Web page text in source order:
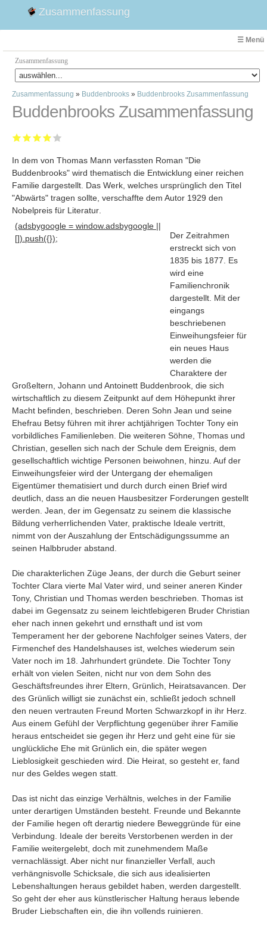
Zusammenfassung
☰ Menü
Zusammenfassung
Faust
Willhelm Tell
1. Weltkrieg Zusammenfassung
2. Weltkrieg
Weimarer Republik
Die Räuber
Maria Stuart
Woyzeck
Navigation
News
Foren
Suchen
Kontaktieren
Umfragen
Aktive Forenbeiträge
Dies ist das Forum um neue Funktionen und Information zu Wünschen
Regeln (Bitte vor dem posten lesen)
Regeln (Bitte vor dem posten lesen)
Regeln (Bitte vor dem posten lesen)
Zusammenfassung » Buddenbrooks » Buddenbrooks Zusammenfassung
Buddenbrooks Zusammenfassung
In dem von Thomas Mann verfassten Roman "Die
Buddenbrooks" wird thematisch die Entwicklung einer reichen
Familie dargestellt. Das Werk, welches ursprünglich den Titel
"Abwärts" tragen sollte, verschaffte dem Autor 1929 den
Nobelpreis für Literatur
(adsbygoogle = window.adsbygoogle ||
[]).push({});
Der Zeitrahmen
erstreckt sich von
1835 bis 1877. Es
wird eine
Familienchronik
dargestellt. Mit der
eingangs
beschriebenen
Einweihungsfeier für
ein neues Haus
werden die
Charaktere der
Großeltern, Johann und Antoinett Buddenbrook, die sich
wirtschaftlich zu diesem Zeitpunkt auf dem Höhepunkt ihrer
Macht befinden, beschrieben. Deren Sohn Jean und seine
Ehefrau Betsy führen mit ihrer achtjährigen Tochter Tony ein
vorbildliches Familienleben. Die weiteren Söhne, Thomas und
Christian, gesellen sich nach der Schule dem Ereignis, dem
gesellschaftlich wichtige Personen beiwohnen, hinzu. Auf der
Einweihungsfeier wird der Untergang der ehemaligen
Eigentümer thematisiert und durch durch einen Brief wird
deutlich, dass an die neuen Hausbesitzer Forderungen gestellt
werden. Jean, der im Gegensatz zu seinem die klassische
Bildung verherrlichenden Vater, praktische Ideale vertritt,
nimmt von der Auszahlung der Entschädigungssumme an
seinen Halbbruder abstand.
Die charakterlichen Züge Jeans, der durch die Geburt seiner
Tochter Clara vierte Mal Vater wird, und seiner aneren Kinder
Tony, Christian und Thomas werden beschrieben. Thomas ist
dabei im Gegensatz zu seinem leichtlebigeren Bruder Christian
eher nach innen gekehrt und ernsthaft und ist vom
Temperament her der geborene Nachfolger seines Vaters, der
Firmenchef des Handelshauses ist, welches wiederum sein
Vater noch im 18. Jahrhundert gründete. Die Tochter Tony
erhält von vielen Seiten, nicht nur von dem Sohn des
Geschäftsfreundes ihrer Eltern, Grünlich, Heiratsavancen. Der
des Grünlich willigt sie zunächst ein, schließt jedoch schnell
den neuen vertrauten Freund Morten Schwarzkopf in ihr Herz.
Aus einem Gefühl der Verpflichtung gegenüber ihrer Familie
heraus entscheidet sie gegen ihr Herz und geht eine für sie
unglückliche Ehe mit Grünlich ein, die später wegen
Lieblosigkeit geschieden wird. Die Heirat, so gesteht er, fand
nur des Geldes wegen statt.
Das ist nicht das einzige Verhältnis, welches in der Familie
unter derartigen Umständen besteht. Freunde und Bekannte
der Familie hegen oft derartig niedere Beweggründe für eine
Verbindung. Ideale der bereits Verstorbenen werden in der
Familie weitergelebt, doch mit zunehmendem Maße
vernachlässigt. Aber nicht nur finanzieller Verfall, auch
verhängnisvolle Schicksale, die sich aus idealisierten
Lebenshaltungen heraus gebildet haben, werden dargestellt.
So geht der eher aus künstlerischer Haltung heraus lebende
Bruder Liebschaften ein, die ihn vollends ruinieren.